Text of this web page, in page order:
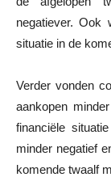
negatiever. Ook
situatie in de
Verder vonden
aankopen
financiële
minder negatief
komende twaalf